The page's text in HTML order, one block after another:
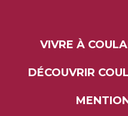
VIVRE À
DÉCOUVRIR